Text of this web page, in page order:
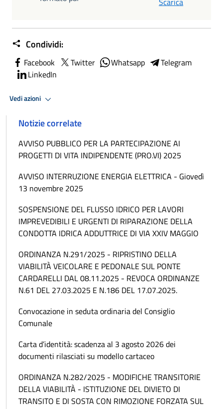
Condividi:
Facebook Twitter Whatsapp
Telegram
LinkedIn
Vedi azioni
Notizie correlate
AVVISO PUBBLICO PER LA PARTECIPAZIONE AI
PROGETTI DI VITA INDIPENDENTE (PRO.VI) 2025
AVVISO INTERRUZIONE ENERGIA ELETTRICA - Giovedì
13 novembre 2025
SOSPENSIONE DEL FLUSSO IDRICO PER LAVORI
IMPREVEDIBILI E URGENTI DI RIPARAZIONE DELLA
CONDOTTA IDRICA ADDUTTRICE DI VIA XXIV MAGGIO
ORDINANZA N.291/2025 - RIPRISTINO DELLA
VIABILITÀ VEICOLARE E PEDONALE SUL PONTE
CARDARELLI DAL 08.11.2025 - REVOCA ORDINANZE
N.61 DEL 27.03.2025 E N.186 DEL 17.07.2025.
Convocazione in seduta ordinaria del Consiglio
Comunale
Carta d’identità: scadenza al 3 agosto 2026 dei
documenti rilasciati su modello cartaceo
ORDINANZA N.282/2025 - MODIFICHE TRANSITORIE
DELLA VIABILITÀ - ISTITUZIONE DEL DIVIETO DI
TRANSITO E DI SOSTA CON RIMOZIONE FORZATA SUL